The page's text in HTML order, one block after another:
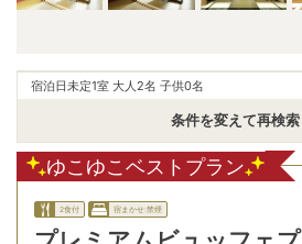
宿泊日未定1室 大人2名 子供0名
条件を変えて再検索
ゆこゆこベストプラン
2食付 宿まかせ:禁煙